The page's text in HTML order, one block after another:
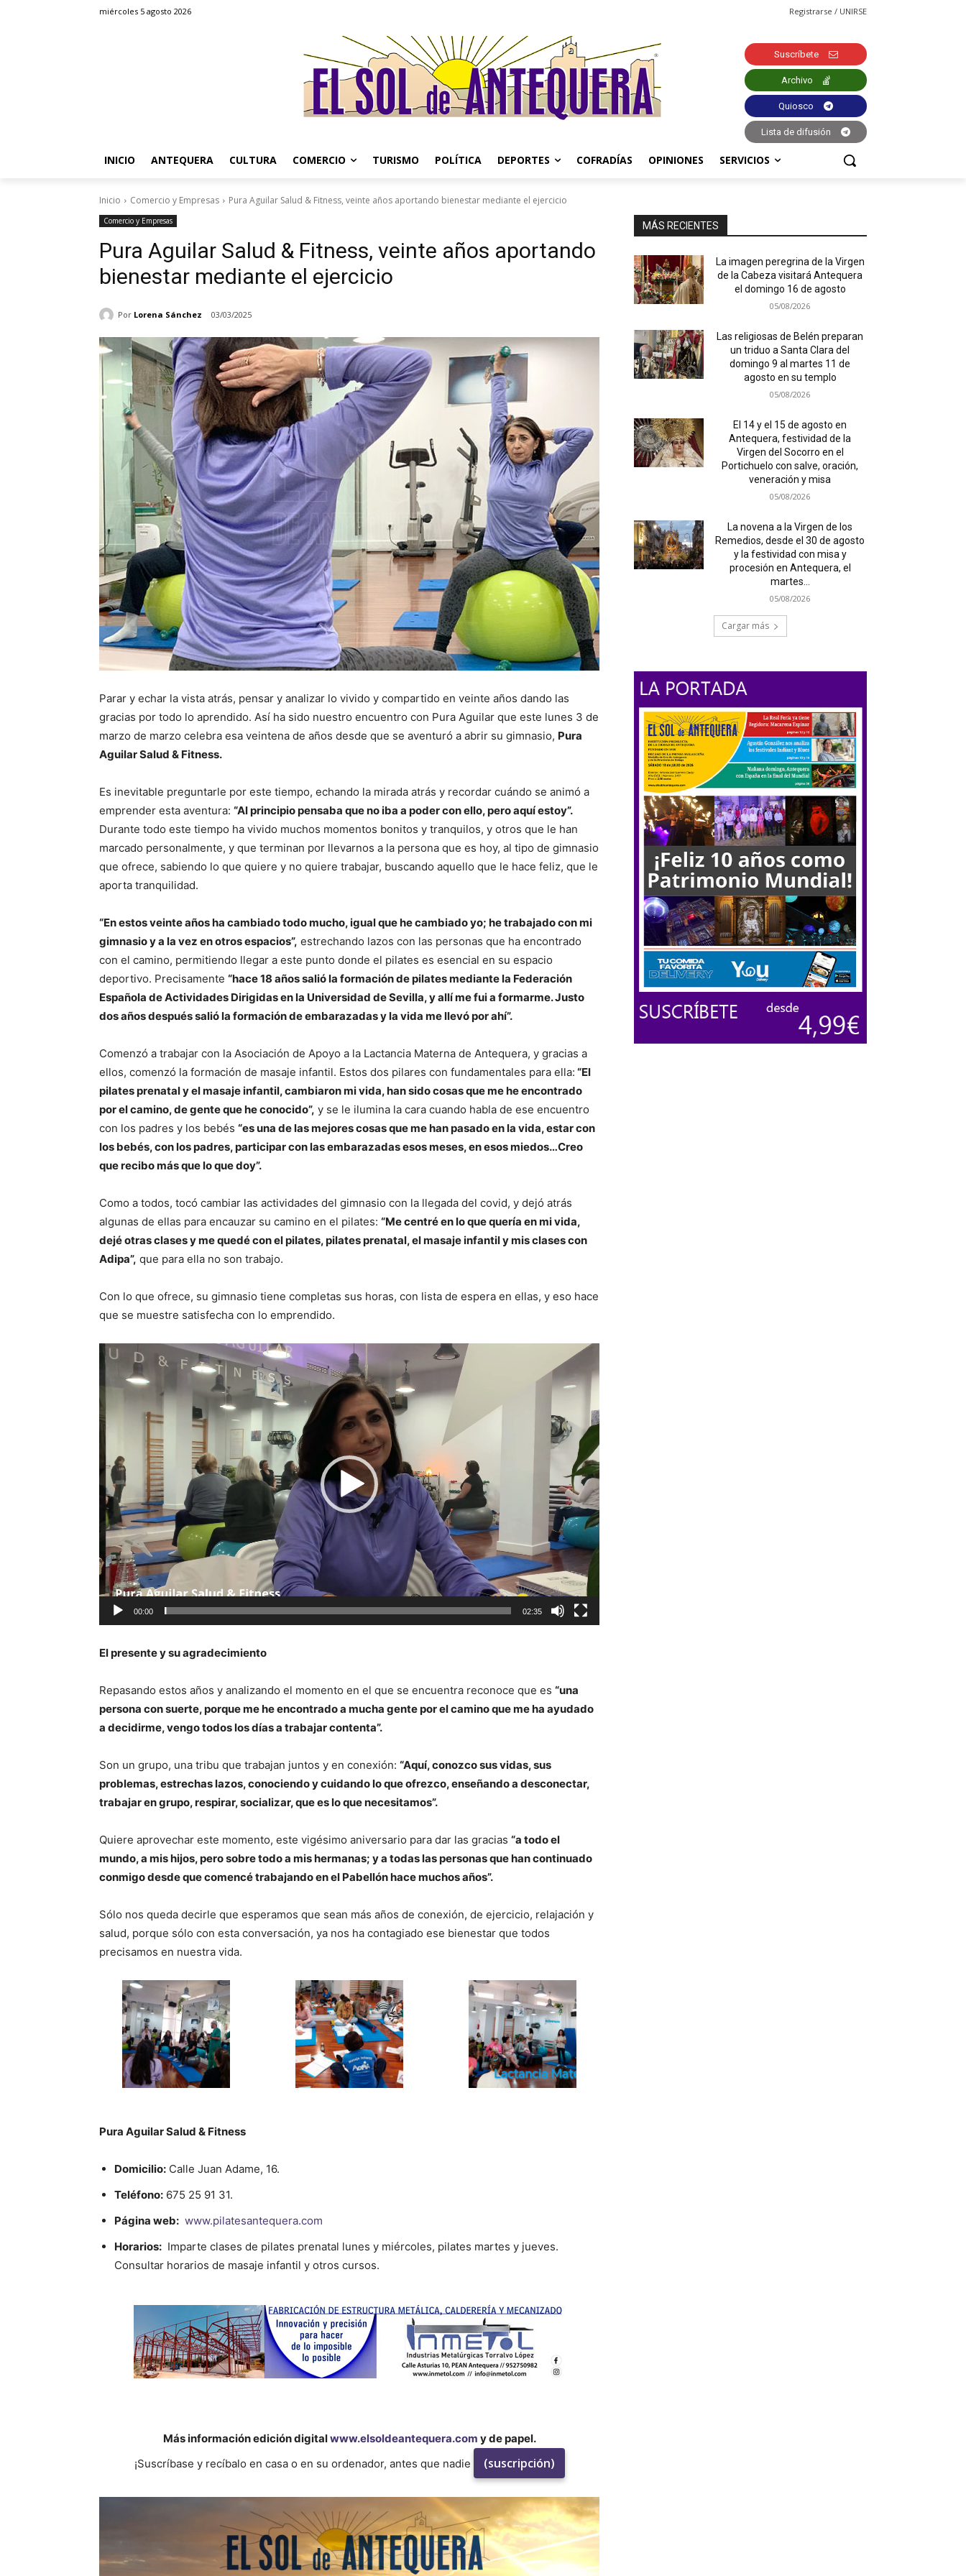
miércoles 5 agosto 2026 Registrarse / UNIRSE
Suscríbete
Archivo
Quiosco
Lista de difusión
INICIO ANTEQUERA CULTURA COMERCIO TURISMO POLÍTICA DEPORTES COFRADÍAS OPINIONES SERVICIOS
Inicio Comercio y Empresas Pura Aguilar Salud & Fitness, veinte años aportando bienestar mediante el ejercicio
Comercio y Empresas
Pura Aguilar Salud & Fitness, veinte años aportando
bienestar mediante el ejercicio
Por Lorena Sánchez 03/03/2025
Parar y echar la vista atrás, pensar y analizar lo vivido y compartido en veinte años dando las
gracias por todo lo aprendido. Así ha sido nuestro encuentro con Pura Aguilar que este lunes 3 de
marzo de marzo celebra esa veintena de años desde que se aventuró a abrir su gimnasio, Pura
Aguilar Salud & Fitness.
Es inevitable preguntarle por este tiempo, echando la mirada atrás y recordar cuándo se animó a
emprender esta aventura: “Al principio pensaba que no iba a poder con ello, pero aquí estoy”.
Durante todo este tiempo ha vivido muchos momentos bonitos y tranquilos, y otros que le han
marcado personalmente, y que terminan por llevarnos a la persona que es hoy, al tipo de gimnasio
que ofrece, sabiendo lo que quiere y no quiere trabajar, buscando aquello que le hace feliz, que le
aporta tranquilidad.
“En estos veinte años ha cambiado todo mucho, igual que he cambiado yo; he trabajado con mi
gimnasio y a la vez en otros espacios”, estrechando lazos con las personas que ha encontrado
con el camino, permitiendo llegar a este punto donde el pilates es esencial en su espacio
deportivo. Precisamente “hace 18 años salió la formación de pilates mediante la Federación
Española de Actividades Dirigidas en la Universidad de Sevilla, y allí me fui a formarme. Justo
dos años después salió la formación de embarazadas y la vida me llevó por ahí”.
Comenzó a trabajar con la Asociación de Apoyo a la Lactancia Materna de Antequera, y gracias a
ellos, comenzó la formación de masaje infantil. Estos dos pilares con fundamentales para ella: “El
pilates prenatal y el masaje infantil, cambiaron mi vida, han sido cosas que me he encontrado
por el camino, de gente que he conocido”, y se le ilumina la cara cuando habla de ese encuentro
con los padres y los bebés “es una de las mejores cosas que me han pasado en la vida, estar con
los bebés, con los padres, participar con las embarazadas esos meses, en esos miedos…Creo
que recibo más que lo que doy”.
Como a todos, tocó cambiar las actividades del gimnasio con la llegada del covid, y dejó atrás
algunas de ellas para encauzar su camino en el pilates: “Me centré en lo que quería en mi vida,
dejé otras clases y me quedé con el pilates, pilates prenatal, el masaje infantil y mis clases con
Adipa”, que para ella no son trabajo.
Con lo que ofrece, su gimnasio tiene completas sus horas, con lista de espera en ellas, y eso hace
que se muestre satisfecha con lo emprendido.
R
p
r
o
c
o
d
e
v
e
00:00 02:35
El presente y su agradecimiento
Repasando estos años y analizando el momento en el que se encuentra reconoce que es “una
persona con suerte, porque me he encontrado a mucha gente por el camino que me ha ayudado
a decidirme, vengo todos los días a trabajar contenta”.
Son un grupo, una tribu que trabajan juntos y en conexión: “Aquí, conozco sus vidas, sus
problemas, estrechas lazos, conociendo y cuidando lo que ofrezco, enseñando a desconectar,
trabajar en grupo, respirar, socializar, que es lo que necesitamos”.
Quiere aprovechar este momento, este vigésimo aniversario para dar las gracias “a todo el
mundo, a mis hijos, pero sobre todo a mis hermanas; y a todas las personas que han continuado
conmigo desde que comencé trabajando en el Pabellón hace muchos años”.
Sólo nos queda decirle que esperamos que sean más años de conexión, de ejercicio, relajación y
salud, porque sólo con esta conversación, ya nos ha contagiado ese bienestar que todos
precisamos en nuestra vida.
Pura Aguilar Salud & Fitness
Domicilio: Calle Juan Adame, 16.
Teléfono: 675 25 91 31.
Página web: www.pilatesantequera.com
Horarios: Imparte clases de pilates prenatal lunes y miércoles, pilates martes y jueves.
Consultar horarios de masaje infantil y otros cursos.
Más información edición digitalwww.elsoldeantequera.com y de papel.
¡Suscríbase y recíbalo en casa o en su ordenador, antes que nadie
(suscripción)
MÁS RECIENTES
La imagen peregrina de la Virgen
de la Cabeza visitará Antequera
el domingo 16 de agosto
05/08/2026
Las religiosas de Belén preparan
un triduo a Santa Clara del
domingo 9 al martes 11 de
agosto en su templo
05/08/2026
El 14 y el 15 de agosto en
Antequera, festividad de la
Virgen del Socorro en el
Portichuelo con salve, oración,
veneración y misa
05/08/2026
La novena a la Virgen de los
Remedios, desde el 30 de agosto
y la festividad con misa y
procesión en Antequera, el
martes...
05/08/2026
Cargar más